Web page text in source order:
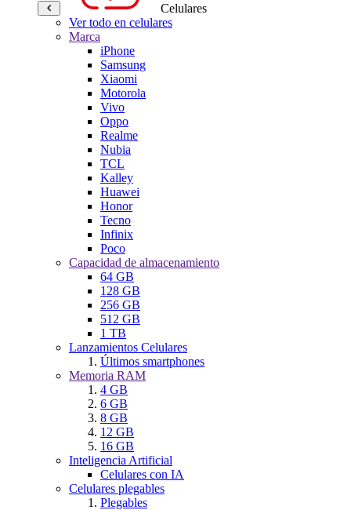
Celulares
Ver todo en celulares
Marca
iPhone
Samsung
Xiaomi
Motorola
Vivo
Oppo
Realme
Nubia
TCL
Kalley
Huawei
Honor
Tecno
Infinix
Poco
Capacidad de almacenamiento
64 GB
128 GB
256 GB
512 GB
1 TB
Lanzamientos Celulares
Últimos smartphones
Memoria RAM
4 GB
6 GB
8 GB
12 GB
16 GB
Inteligencia Artificial
Celulares con IA
Celulares plegables
Plegables